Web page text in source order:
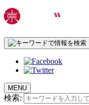
MENU
検索: